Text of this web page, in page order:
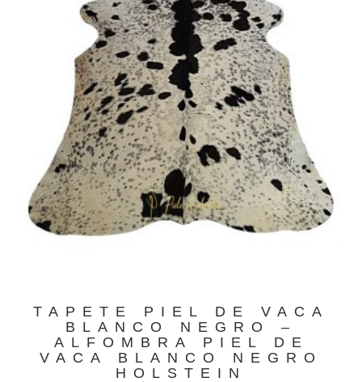
TAPETE PIEL DE VACA
BLANCO NEGRO –
ALFOMBRA PIEL DE
VACA BLANCO NEGRO
HOLSTEIN